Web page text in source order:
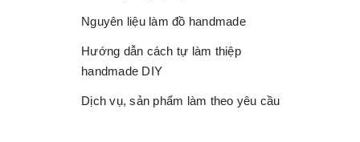
Nguyên liệu làm đồ handmade
Hướng dẫn cách tự làm thiệp
handmade DIY
Dịch vụ, sản phẩm làm theo yêu cầu